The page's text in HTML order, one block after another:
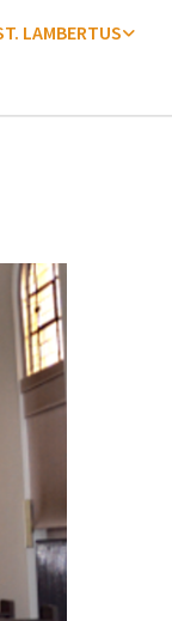
LAMBERTUS